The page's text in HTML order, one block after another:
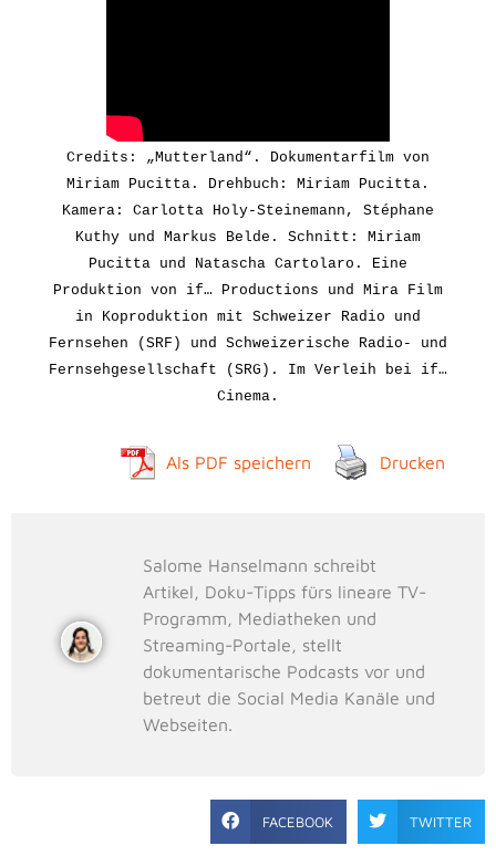
Credits: „Mutterland“. Dokumentarfilm von
Miriam Pucitta. Drehbuch: Miriam Pucitta.
Kamera: Carlotta Holy-Steinemann, Stéphane
Kuthy und Markus Belde. Schnitt: Miriam
Pucitta und Natascha Cartolaro. Eine
Produktion von if… Productions und Mira Film
in Koproduktion mit Schweizer Radio und
Fernsehen (SRF) und Schweizerische Radio- und
Fernsehgesellschaft (SRG). Im Verleih bei if…
Cinema .
Als PDF speichern Drucken
Salome Hanselmann schreibt
Artikel, Doku-Tipps fürs lineare TV-
Programm, Mediatheken und
Streaming-Portale, stellt
dokumentarische Podcasts vor und
betreut die Social Media Kanäle und
Webseiten.
FACEBOOK TWITTER